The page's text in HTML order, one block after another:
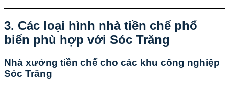
3. Các loại hình nhà tiền chế phổ
biến phù hợp với Sóc Trăng
Nhà xưởng tiền chế cho các khu công nghiệp
Sóc Trăng